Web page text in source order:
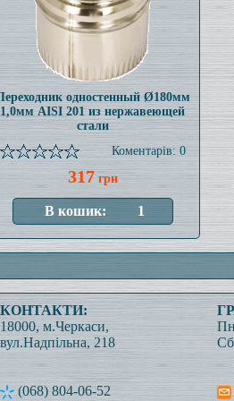
одностенный Ø180мм
1,0мм AISI 201 из нержавеющей
стали
Коментарів: 0
317грн
КОНТАКТИ:
18000, м.Черкаси,
вул.Надпільна, 218
(068) 804-06-52